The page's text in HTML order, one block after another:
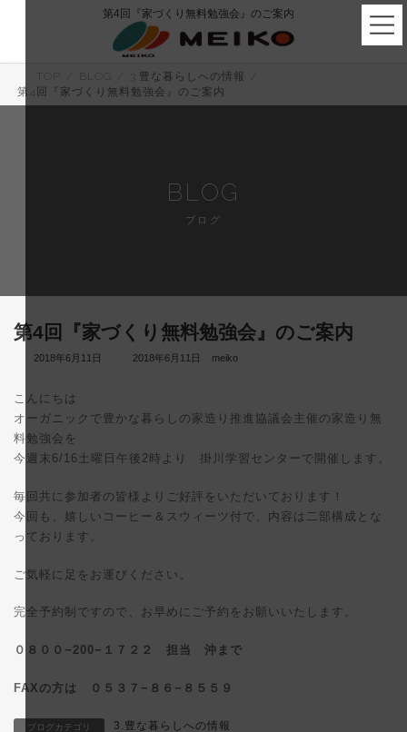
ス
ン
第4回『家づくり無料勉強会』のご案内
TOP BLOG
3.豊な暮らしへの情報
第4回『家づくり無料勉強会』のご案内
BLOG
ブログ
第4回『家づくり無料勉強会』のご案内
2018年6月11日
最
日
時
2018年6月11日 meiko
こんにちは
オーガニックで豊かな暮らしの家造り推進協議会主催の家造り無
料勉強会を
今週末6/16土曜日午後2時より 掛川学習センターで開催します。
毎回共に参加者の皆様よりご好評をいただいております！
今回も、嬉しいコーヒー＆スウィーツ付で、内容は二部構成とな
っております。
ご気軽に足をお運びください。
完全予約制ですので、お早めにご予約をお願いいたします。
０８００−200−１７２２ 担当 沖まで
FAXの方は ０５３７−８６−８５５９
ブログカテゴリ 3.豊な暮らしへの情報